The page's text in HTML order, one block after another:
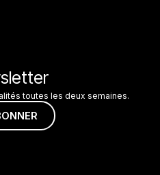
toutes les deux semaines.